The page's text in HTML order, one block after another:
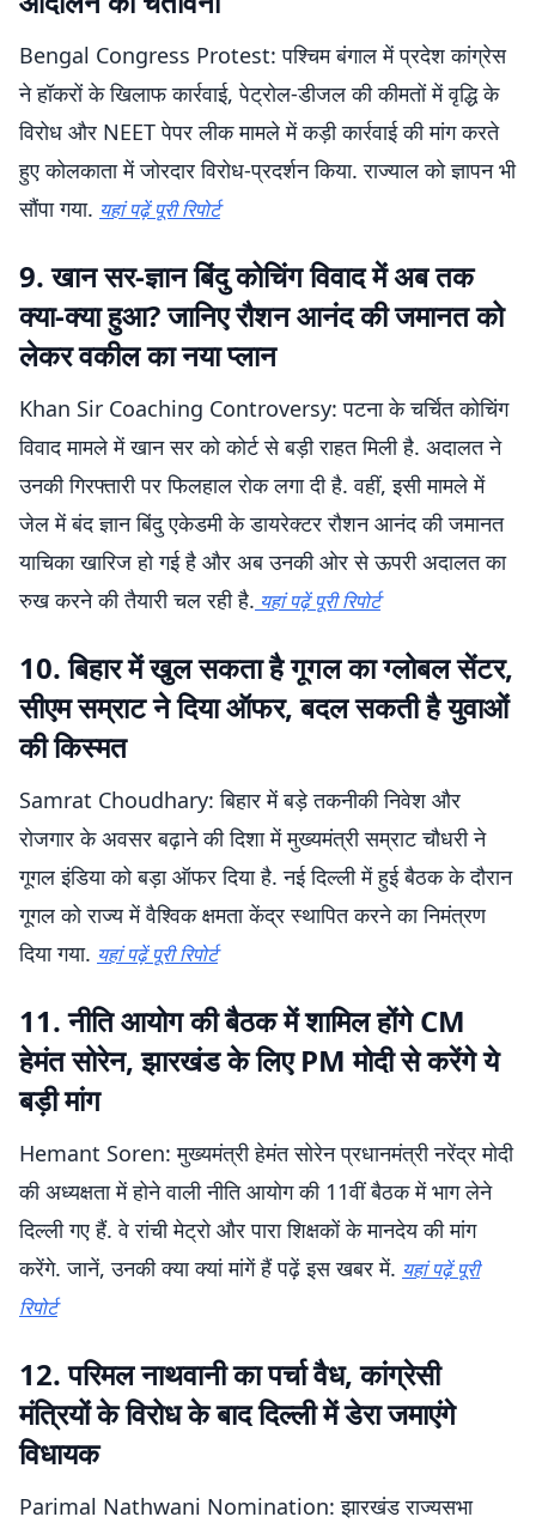
Bengal Congress Protest: पश्चिम बंगाल में प्रदेश कांग्रेस
ने हॉकरों के खिलाफ कार्रवाई, पेट्रोल-डीजल की कीमतों में वृद्धि के
विरोध और NEET पेपर लीक मामले में कड़ी कार्रवाई की मांग करते
हुए कोलकाता में जोरदार विरोध-प्रदर्शन किया. राज्याल को ज्ञापन भी
सौंपा गया. यहां पढ़ें पूरी रिपोर्ट
9. खान सर-ज्ञान बिंदु कोचिंग विवाद में अब तक
क्या-क्या हुआ? जानिए रौशन आनंद की जमानत को
लेकर वकील का नया प्लान
Khan Sir Coaching Controversy: पटना के चर्चित कोचिंग
विवाद मामले में खान सर को कोर्ट से बड़ी राहत मिली है. अदालत ने
उनकी गिरफ्तारी पर फिलहाल रोक लगा दी है. वहीं, इसी मामले में
जेल में बंद ज्ञान बिंदु एकेडमी के डायरेक्टर रौशन आनंद की जमानत
याचिका खारिज हो गई है और अब उनकी ओर से ऊपरी अदालत का
रुख करने की तैयारी चल रही है. यहां पढ़ें पूरी रिपोर्ट
10. बिहार में खुल सकता है गूगल का ग्लोबल सेंटर,
सीएम सम्राट ने दिया ऑफर, बदल सकती है युवाओं
की किस्मत
Samrat Choudhary: बिहार में बड़े तकनीकी निवेश और
रोजगार के अवसर बढ़ाने की दिशा में मुख्यमंत्री सम्राट चौधरी ने
गूगल इंडिया को बड़ा ऑफर दिया है. नई दिल्ली में हुई बैठक के दौरान
गूगल को राज्य में वैश्विक क्षमता केंद्र स्थापित करने का निमंत्रण
दिया गया. यहां पढ़ें पूरी रिपोर्ट
11. नीति आयोग की बैठक में शामिल होंगे CM
हेमंत सोरेन, झारखंड के लिए PM मोदी से करेंगे ये
बड़ी मांग
Hemant Soren: मुख्यमंत्री हेमंत सोरेन प्रधानमंत्री नरेंद्र मोदी
की अध्यक्षता में होने वाली नीति आयोग की 11वीं बैठक में भाग लेने
दिल्ली गए हैं. वे रांची मेट्रो और पारा शिक्षकों के मानदेय की मांग
करेंगे. जानें, उनकी क्या क्यां मांगें हैं पढ़ें इस खबर में. यहां पढ़ें पूरी
रिपोर्ट
12. परिमल नाथवानी का पर्चा वैध, कांग्रेसी
मंत्रियों के विरोध के बाद दिल्ली में डेरा जमाएंगे
विधायक
Parimal Nathwani Nomination: झारखंड राज्यसभा